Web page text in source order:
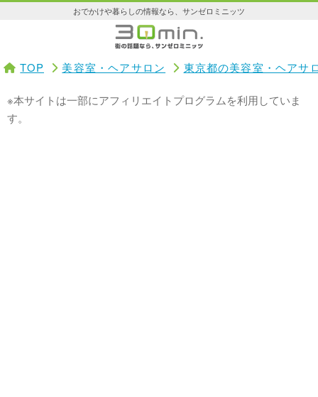
おでかけや暮らしの情報なら、サンゼロミニッツ
TOP 美容室・ヘアサロン 東京都の美容室・ヘアサ
※本サイトは一部にアフィリエイトプログラムを利用していま
す。